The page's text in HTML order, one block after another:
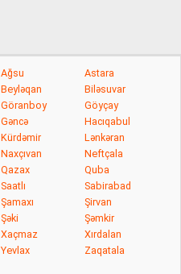
Ağsu
Astara
Beyləqan
Biləsuvar
Göranboy
Göyçay
Gəncə
Hacıqabul
Kürdəmir
Lənkəran
Naxçıvan
Neftçala
Qazax
Quba
Saatlı
Sabirabad
Şamaxı
Şirvan
Şəki
Şəmkir
Xaçmaz
Xırdalan
Yevlax
Zaqatala